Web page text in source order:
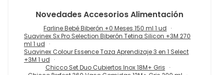
NovedadesAccesorios Alimentación
Farline Bebé Biberón +0 Meses 150 ml 1 ud
Suavinex Sx Pro Selection Biberón Tetina Silicon +3M 270
ml 1 ud
Suavinex Colour Essence Taza Aprendizaje 3 en 1 Select
+3M 1 ud
Chicco Set Duo Cubiertos Inox 18M+ Gris